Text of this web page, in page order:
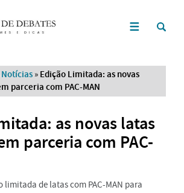
» Edição Limitada: as novas
parceria com PAC-MAN
as novas latas
parceria com PAC-
limitada de latas com PAC-MAN para